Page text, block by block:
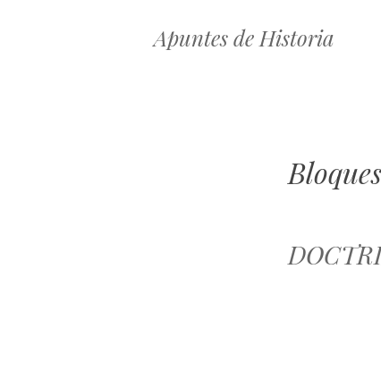
Apuntes de Historia